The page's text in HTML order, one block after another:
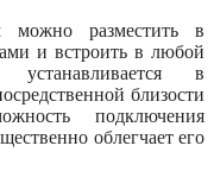
можно разместить в
и встроить в любой
в
близости
подключения
облегчает его